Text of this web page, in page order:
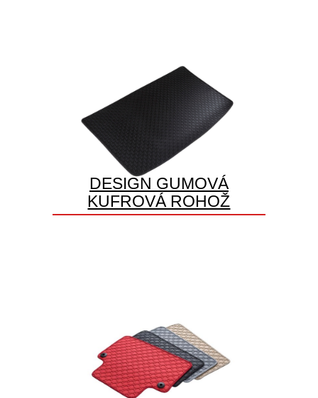
DESIGN GUMOVÁ
KUFROVÁ ROHOŽ